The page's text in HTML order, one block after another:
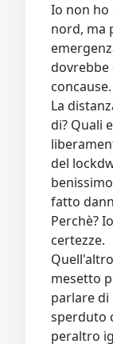
Io non ho
nord, ma
dovrebbe
concause.
La
di? Quali
del
fatto
Perchè?
certezze.
mesetto
parlare di
sperduto
peraltro